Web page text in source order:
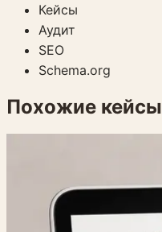
Кейсы
Аудит
SEO
Schema.org
Похожие кейсы